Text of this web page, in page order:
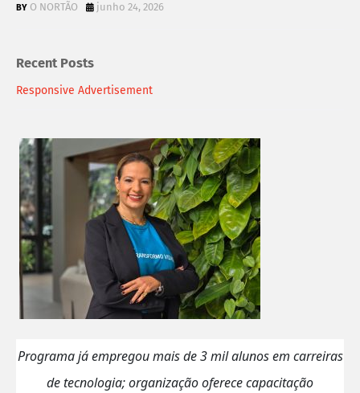
O NORTÃO junho 24, 2026
Recent Posts
Responsive Advertisement
Programa já empregou mais de 3 mil alunos em carreiras
de tecnologia; organização oferece capacitação